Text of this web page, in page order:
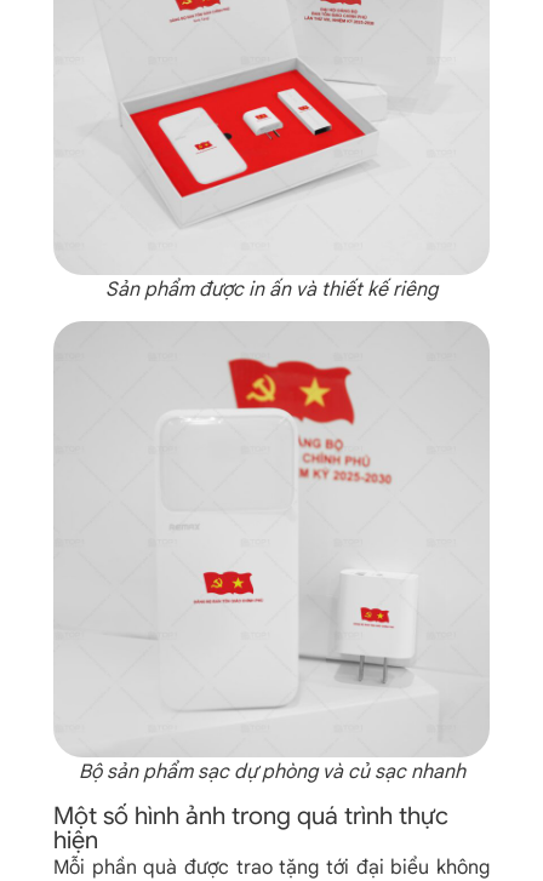
Sản phẩm được in ấn và thiết kế riêng
Bộ sản phẩm sạc dự phòng và củ sạc nhanh
Một số hình ảnh trong quá trình thực
hiện
Mỗi phần quà được trao tặng tới đại biểu không